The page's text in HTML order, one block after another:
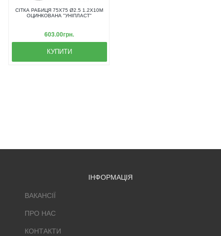
СІТКА РАБИЦЯ 75Х75 Ø2.5 1.2Х10М
ОЦИНКОВАНА "УНІПЛАСТ"
603.00грн.
КУПИТИ
ІНФОРМАЦІЯ
ВАКАНСІЇ
ПРО НАС
КОНТАКТИ